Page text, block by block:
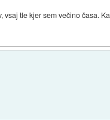
tle kjer sem večino časa.